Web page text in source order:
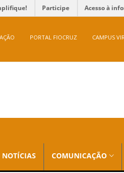
Participe Acesso à
PORTAL FIOCRUZ CAMPUS
NOTÍCIAS COMUNICAÇÃO